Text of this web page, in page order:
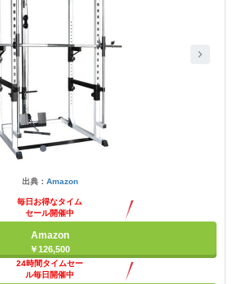
出典： Amazon
毎日お得なタイム
セール開催中
Amazon
￥126,500
24時間タイムセー
ル毎日開催中